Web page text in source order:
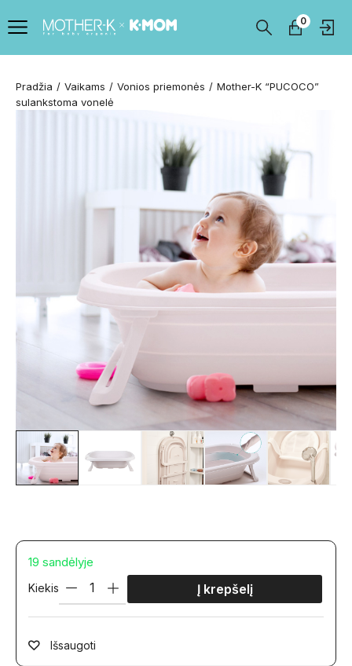
0
Pradžia Vaikams Vonios priemonės
Mother-K “PUCOCO”
sulankstoma vonelė
19 sandėlyje
Kiekis Į krepšelį
Išsaugoti